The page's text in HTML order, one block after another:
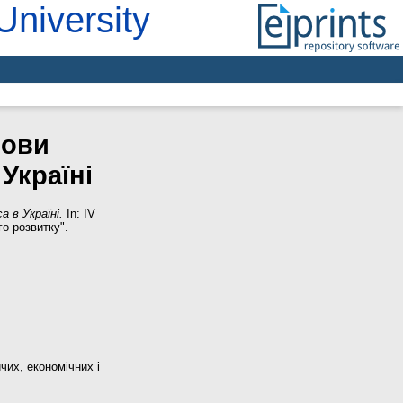
в Україні. In: IV
розвитку".
економічних і